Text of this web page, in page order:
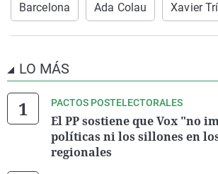
Barcelona Ada Colau Xavier
LO MÁS
PACTOS POSTELECTORALES
El PP sostiene que Vox "no
políticas ni los sillones en
regionales